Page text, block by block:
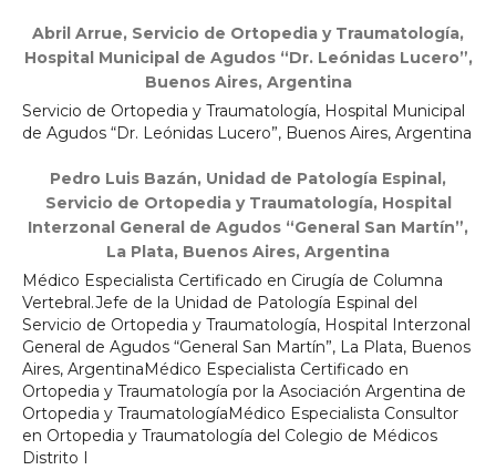
Abril Arrue, Servicio de Ortopedia y Traumatología,
Hospital Municipal de Agudos “Dr. Leónidas Lucero”,
Buenos Aires, Argentina
Servicio de Ortopedia y Traumatología, Hospital Municipal
de Agudos “Dr. Leónidas Lucero”, Buenos Aires, Argentina
Pedro Luis Bazán, Unidad de Patología Espinal,
Servicio de Ortopedia y Traumatología, Hospital
Interzonal General de Agudos “General San Martín”,
La Plata, Buenos Aires, Argentina
Médico Especialista Certificado en Cirugía de Columna
Vertebral.Jefe de la Unidad de Patología Espinal del
Servicio de Ortopedia y Traumatología, Hospital Interzonal
General de Agudos “General San Martín”, La Plata, Buenos
Aires, ArgentinaMédico Especialista Certificado en
Ortopedia y Traumatología por la Asociación Argentina de
Ortopedia y TraumatologíaMédico Especialista Consultor
en Ortopedia y Traumatología del Colegio de Médicos
Distrito I